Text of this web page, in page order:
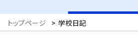
トップページ > 学校日記